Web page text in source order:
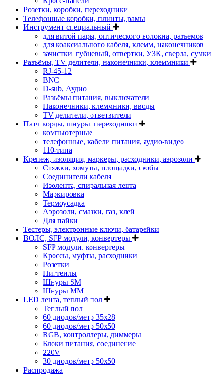
Розетки, коробки, переходники
Телефонные коробки, плинты, рамы
Инструмент специальный
для витой пары, оптического волокна, разъемов
для коаксиального кабеля, клемм, наконечников
зачистки, губцевый, отвертки, УЗК, сверла, сумки
Разъёмы, TV делители, наконечники, клеммники
RJ-45-12
BNC
D-sub, Аудио
Разъёмы питания, выключатели
Наконечники, клеммники, вводы
ТV делители, ответвители
Патч-корды, шнуры, переходники
компьютерные
телефонные, кабели питания, аудио-видео
110-типа
Крепеж, изоляция, маркеры, расходники, аэрозоли
Стяжки, хомуты, площадки, скобы
Соединители кабеля
Изолента, спиральная лента
Маркировка
Термоусадка
Аэрозоли, смазки, газ, клей
Для пайки
Тестеры, электронные ключи, батарейки
ВОЛС, SFP модули, конвертеры
SFP модули, конвертеры
Кроссы, муфты, расходники
Розетки
Пигтейлы
Шнуры SM
Шнуры MM
LED лента, теплый пол
Теплый пол
60 диодов/метр 35x28
60 диодов/метр 50x50
RGB, контроллеры, диммеры
Блоки питания, соединение
220V
30 диодов/метр 50х50
Распродажа